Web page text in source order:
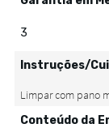
3
Instruções/
Conteúdo da